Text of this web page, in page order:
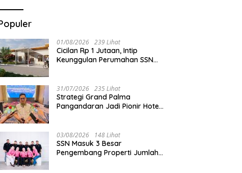
01/08/2026 239 Lihat
Cicilan Rp 1 Jutaan, Intip
Keunggulan Perumahan SSN
31/07/2026 235 Lihat
Strategi Grand Palma
Pangandaran Jadi Pionir Hotel
03/08/2026 148 Lihat
SSN Masuk 3 Besar
Pengembang Properti Jumlah